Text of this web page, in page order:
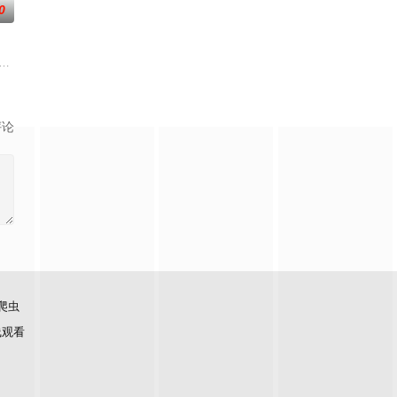
有机会获得优酷头部古装大
节目。节目集结全球实力唱将，在每周的直播比拼中高能开唱，
论
虫
看